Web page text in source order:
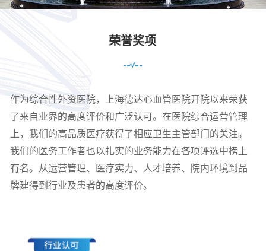
荣誉奖项
作为综合性外资医院，上海德达心血管医院开院以来荣获
了来自业界的高度评价和广泛认可。在医院综合运营管理
上，我们的高品质医疗获得了相应卫生主管部门的关注。
我们的医务工作者也以扎实的业务能力在各项评选中榜上
有名。从运营管理、医疗实力、人才培养、院内环境到品
牌建得到行业及患者的高度评价。